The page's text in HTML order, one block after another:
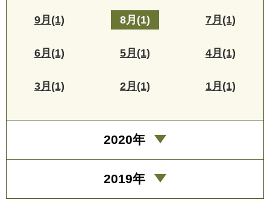
9月(1) 8月(1) 7月(1)
6月(1) 5月(1) 4月(1)
3月(1) 2月(1) 1月(1)
2020年
2019年